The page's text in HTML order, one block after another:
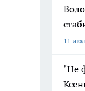
11
"Не